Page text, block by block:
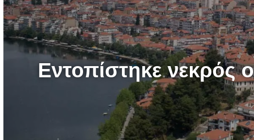
Εντοπίστηκε νεκρός